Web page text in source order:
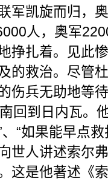
军凯旋而归，
人，奥军
挣扎着。见此
的救治。尽管
伤兵无助地等
到日内瓦。他
“如果能早点
世人讲述索尔
这是他著述《